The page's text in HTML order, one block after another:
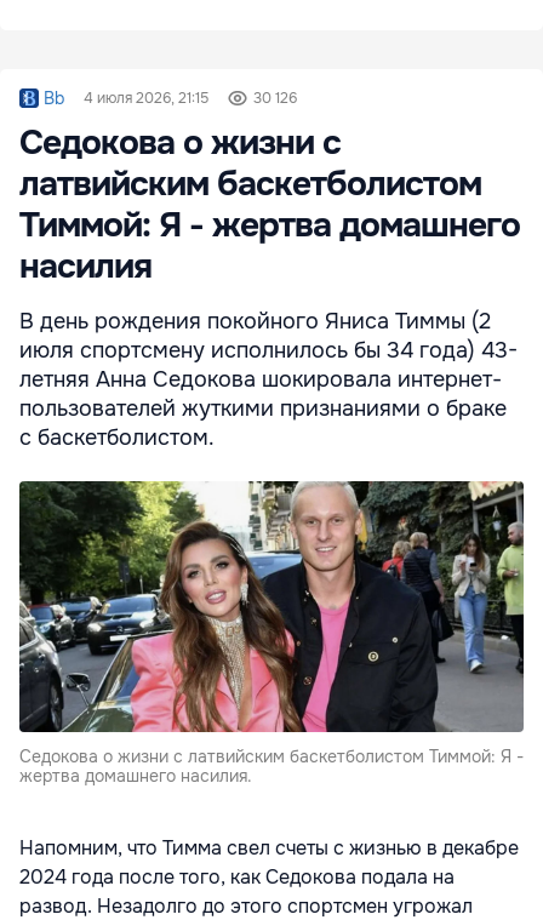
Bb 4 июля 2026, 21:15 30 126
Седокова о жизни с
латвийским баскетболистом
Тиммой: Я - жертва домашнего
насилия
В день рождения покойного Яниса Тиммы (2
июля спортсмену исполнилось бы 34 года) 43-
летняя Анна Седокова шокировала интернет-
пользователей жуткими признаниями о браке
с баскетболистом.
Седокова о жизни с латвийским баскетболистом Тиммой: Я -
жертва домашнего насилия.
Напомним, что Тимма свел счеты с жизнью в декабре
2024 года после того, как Седокова подала на
развод. Незадолго до этого спортсмен угрожал